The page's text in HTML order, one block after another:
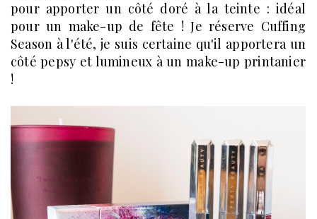
pour apporter un côté doré à la teinte : idéal
pour un make-up de fête ! Je réserve Cuffing
Season à l'été, je suis certaine qu'il apportera un
côté pepsy et lumineux à un make-up printanier
!